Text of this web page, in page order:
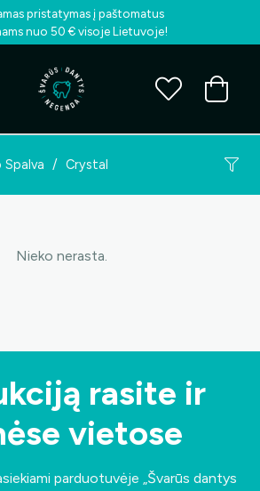
pristatymas į paštomatus
nuo 50 € visoje Lietuvoje!
Spalva / Crystal
Nieko nerasta.
rasite ir
vietose
parduotuvėje „Švarūs dantys